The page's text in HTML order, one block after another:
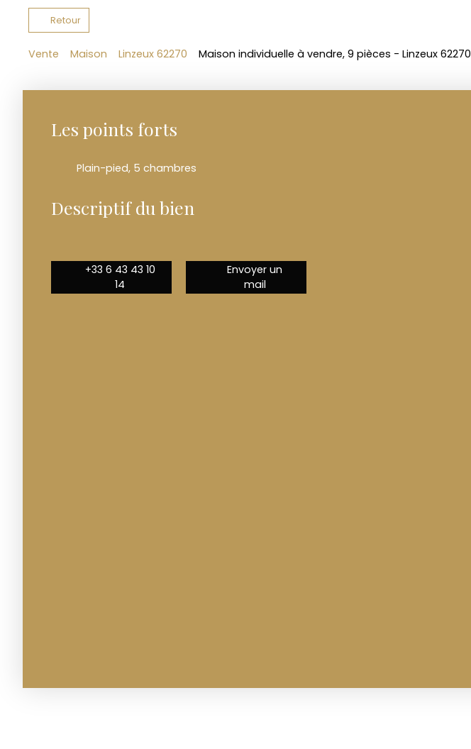
Retour
Vente Maison Linzeux 62270 Maison individuelle à vendre, 9 pièces - Linzeux 62270
Les points forts
Plain-pied, 5 chambres
Descriptif du bien
+33 6 43 43 10
14
Envoyer un
mail